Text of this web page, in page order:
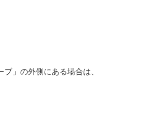
」の外側にある場合は、